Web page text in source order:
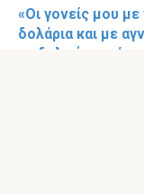
«Οι γονείς μου
δολάρια και με
η αδελφή μου